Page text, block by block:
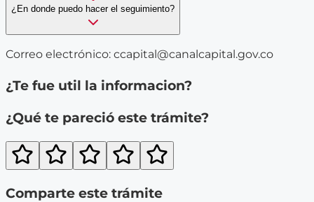
¿En donde puedo hacer el seguimiento?
Correo electrónico: ccapital@canalcapital.gov.co
¿Te fue util la informacion?
¿Qué te pareció este trámite?
Comparte este trámite